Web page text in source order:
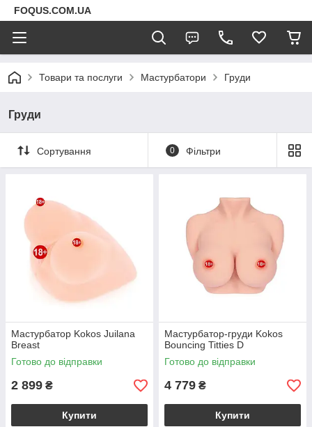
FOQUS.COM.UA
Товари та послуги Мастурбатори Груди
Груди
Сортування 0 Фільтри
Мастурбатор Kokos Juilana
Breast
Готово до відправки
2 899 ₴
Купити
Мастурбатор-груди Kokos
Bouncing Titties D
Готово до відправки
4 779 ₴
Купити